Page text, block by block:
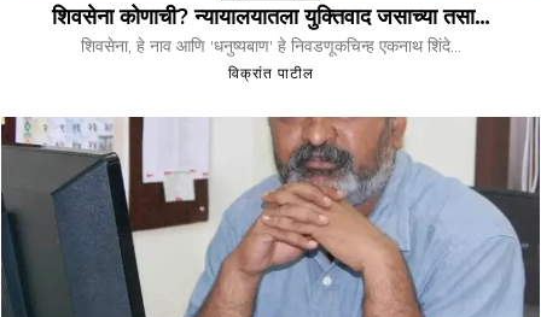
शिवसेना कोणाची? न्यायालयातला युक्तिवाद जसाच्या तसा…
शिवसेना, हे नाव आणि 'धनुष्यबाण' हे निवडणूकचिन्ह एकनाथ शिंदे...
विक्रांत पाटील